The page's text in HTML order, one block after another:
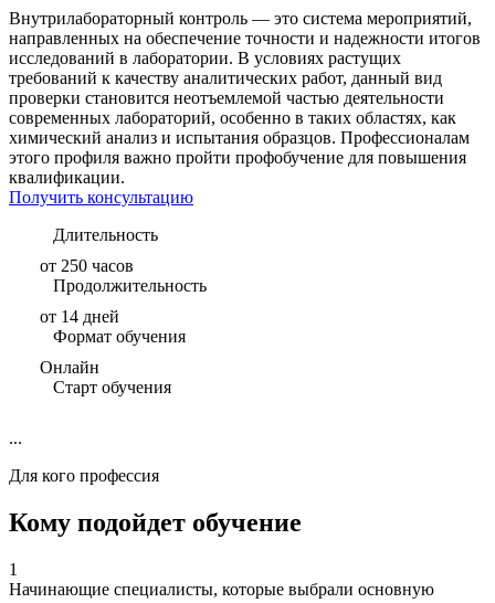
Внутрилабораторный контроль — это система мероприятий,
направленных на обеспечение точности и надежности итогов
исследований в лаборатории. В условиях растущих
требований к качеству аналитических работ, данный вид
проверки становится неотъемлемой частью деятельности
современных лабораторий, особенно в таких областях, как
химический анализ и испытания образцов. Профессионалам
этого профиля важно пройти профобучение для повышения
квалификации.
Получить консультацию
Длительность
от 250 часов
Продолжительность
от 14 дней
Формат обучения
Онлайн
Старт обучения
...
Для кого профессия
Кому подойдет обучение
1
Начинающие специалисты, которые выбрали основную